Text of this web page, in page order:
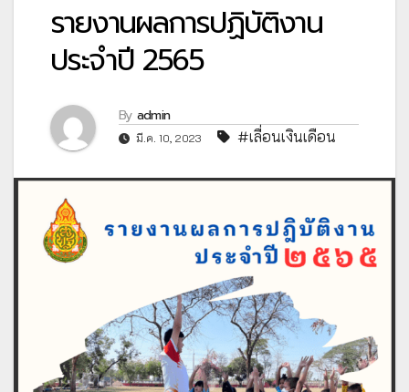
รายงานผลการปฏิบัติงาน
ประจำปี 2565
By admin
มี.ค. 10, 2023 #เลื่อนเงินเดือน